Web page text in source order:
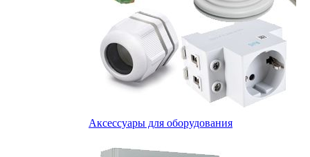
Аксессуары для оборудования